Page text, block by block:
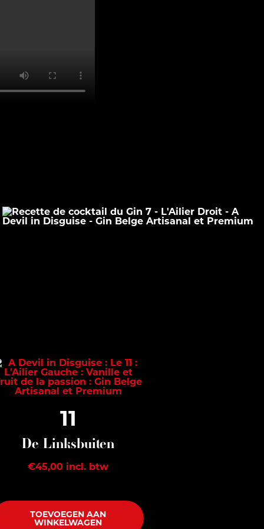
11
De Linksbuiten
€45,00 incl. btw
TOEVOEGEN AAN
WINKELWAGEN